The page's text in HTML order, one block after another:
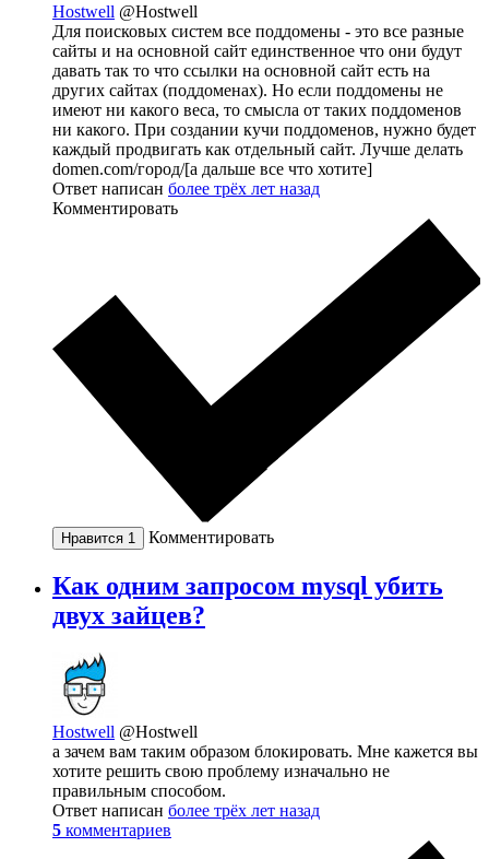
Hostwell @Hostwell
Для поисковых систем все поддомены - это все разные
сайты и на основной сайт единственное что они будут
давать так то что ссылки на основной сайт есть на
других сайтах (поддоменах). Но если поддомены не
имеют ни какого веса, то смысла от таких поддоменов
ни какого. При создании кучи поддоменов, нужно будет
каждый продвигать как отдельный сайт. Лучше делать
domen.com/город/[а дальше все что хотите]
Ответ написан более трёх лет назад
Комментировать
Нравится 1 Комментировать
Как одним запросом mysql убить
двух зайцев?
Hostwell @Hostwell
а зачем вам таким образом блокировать. Мне кажется вы
хотите решить свою проблему изначально не
правильным способом.
Ответ написан более трёх лет назад
5 комментариев